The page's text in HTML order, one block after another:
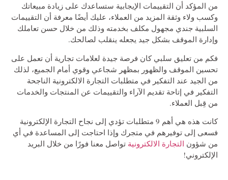
من المؤكد أن التقييمات الإيجابية ستساعدك على زيادة مبيعاتك
وكسب ولاء وثقة المزيد من العملاء، عليك أيضًا معرفة أن التقييمات
السلبية جندي مجهول مكلف بخدمته وذلك من خلال حسن تعاملك
وإدارة الموقف بشكل جيد يجعله ينقلب لصالحك.
فكم من تعليق سلبي كان فرصة جيدة لعلامات تجارية أن تعمل على
تحسين الموقف والظهور بمظهر شجاعي وقوي أمام الجميع، لذلك
من الجيد عند التفكير في متطلبات التجارة الالكترونية الناجحة
التفكير في إتاحة تقديم الآراء والتقييمات عن المنتجات والخدمات
من قِبل العملاء.
كانت هذه هي أهم 9 متطلبات تؤدي إلى نجاح التجارة الإلكترونية
فسعى إلى توفيرهم في متجرك وإذا احتاجت إلى المساعدة في أي
من شؤونالتجارة الالكترونيةتواصل معنا فورًا من خلال البريد
الإلكتروني!